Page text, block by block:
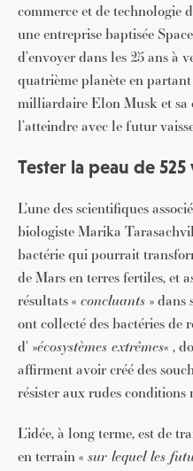
commerce et de technologie
une entreprise baptisée
d’envoyer dans les 25 ans à
quatrième planète en
milliardaire Elon Musk et sa
l’atteindre avec le futur
Tester la peau de
L’une des scientifiques
biologiste Marika
bactérie qui pourrait
de Mars en terres fertiles, et
résultats « concluants » dans
ont collecté des bactéries de
d' »écosystèmes extrêmes« ,
affirment avoir créé des
résister aux rudes conditions
L’idée, à long terme, est de
en terrain « sur lequel les